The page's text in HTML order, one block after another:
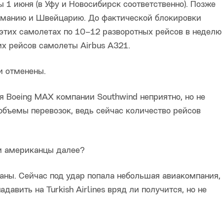
июня (в Уфу и Новосибирск соответственно). Позже
и Швейцарию. До фактической блокировки
самолетах по 10–12 разворотных рейсов в неделю
рейсов самолеты Airbus A321.
отменены.
Boeing MAX компании Southwind неприятно, но не
перевозок, ведь сейчас количество рейсов
американцы далее?
Сейчас под удар попала небольшая авиакомпания,
на Turkish Airlines вряд ли получится, но не